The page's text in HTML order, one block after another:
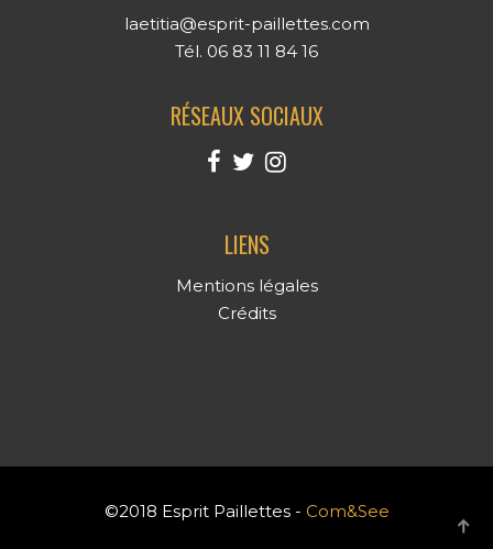
laetitia@esprit-paillettes.com
Tél. 06 83 11 84 16
RÉSEAUX SOCIAUX
LIENS
Mentions légales
Crédits
©2018 Esprit Paillettes - Com&See